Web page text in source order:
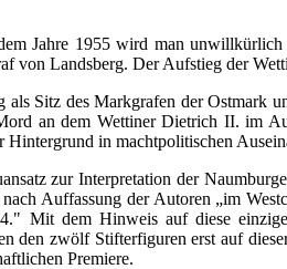
Jahre 1955 wird man
Landsberg. Der Aufstieg der
Sitz des Markgrafen der
an dem Wettiner Dietrich II. im
in machtpolitischen
zur Interpretation der
Auffassung der Autoren „im
dem Hinweis auf diese
den zwölf Stifterfiguren erst auf
Premiere.